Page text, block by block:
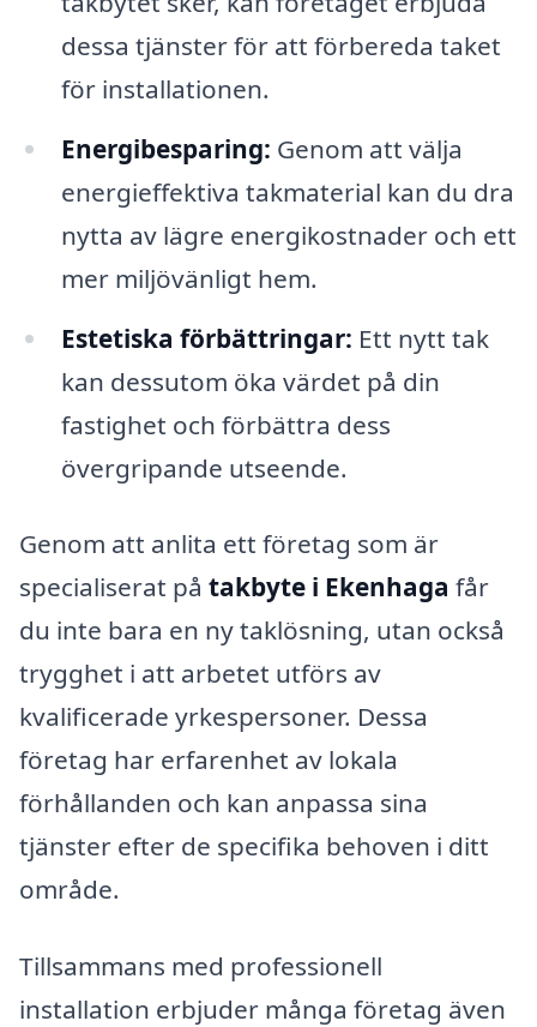
dessa tjänster för att förbereda taket
för installationen.
Energibesparing: Genom att välja
energieffektiva takmaterial kan du dra
nytta av lägre energikostnader och ett
mer miljövänligt hem.
Estetiska förbättringar: Ett nytt tak
kan dessutom öka värdet på din
fastighet och förbättra dess
övergripande utseende.
Genom att anlita ett företag som är
specialiserat på takbyte i Ekenhaga får
du inte bara en ny taklösning, utan också
trygghet i att arbetet utförs av
kvalificerade yrkespersoner. Dessa
företag har erfarenhet av lokala
förhållanden och kan anpassa sina
tjänster efter de specifika behoven i ditt
område.
Tillsammans med professionell
installation erbjuder många företag även